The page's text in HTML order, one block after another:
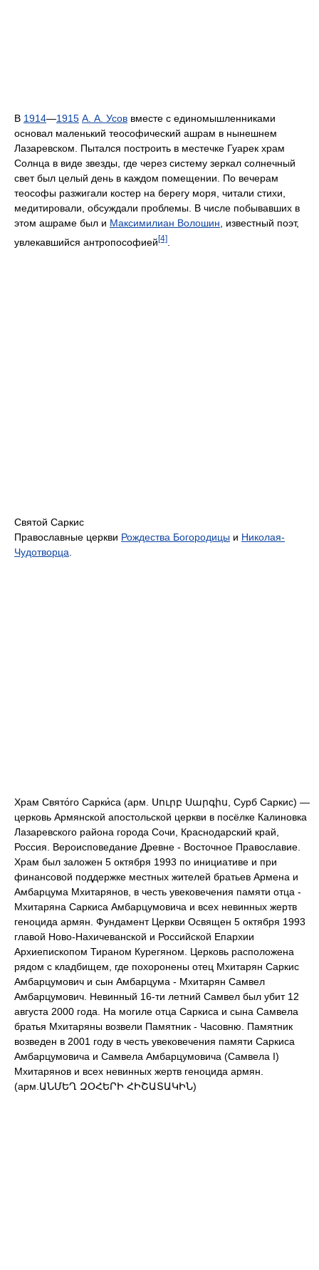
В 1914—1915 А. А. Усов вместе с единомышленниками
основал маленький теософический ашрам в нынешнем
Лазаревском. Пытался построить в местечке Гуарек храм
Солнца в виде звезды, где через систему зеркал солнечный
свет был целый день в каждом помещении. По вечерам
теософы разжигали костер на берегу моря, читали стихи,
медитировали, обсуждали проблемы. В числе побывавших в
этом ашраме был и Максимилиан Волошин , известный поэт,
увлекавшийся антропософией [4]
Святой Саркис
Православные церкви Рождества Богородицы и Николая-
Чудотворца
Храм Свято́го Сарки́са (арм. Սուրբ Սարգիս, Сурб Саркис) —
церковь Армянской апостольской церкви в посёлке Калиновка
Лазаревского района города Сочи, Краснодарский край,
Россия. Вероисповедание Древне - Восточное Православие.
Храм был заложен 5 октября 1993 по инициативе и при
финансовой поддержке местных жителей братьев Армена и
Амбарцума Мхитарянов, в честь увековечения памяти отца -
Мхитаряна Саркиса Амбарцумовича и всех невинных жертв
геноцида армян. Фундамент Церкви Освящен 5 октября 1993
главой Ново-Нахичеванской и Российской Епархии
Архиепископом Тираном Курегяном. Церковь расположена
рядом с кладбищем, где похоронены отец Мхитарян Саркис
Амбарцумович и сын Амбарцума - Мхитарян Самвел
Амбарцумович. Невинный 16-ти летний Самвел был убит 12
августа 2000 года. На могиле отца Саркиса и сына Самвела
братья Мхитаряны возвели Памятник - Часовню. Памятник
возведен в 2001 году в честь увековечения памяти Саркиса
Амбарцумовича и Самвела Амбарцумовича (Самвела I)
Мхитарянов и всех невинных жертв геноцида армян.
(арм.ԱՆՄԵՂ ԶՕՀԵՐԻ ՀԻՇԱՏԱԿԻՆ)